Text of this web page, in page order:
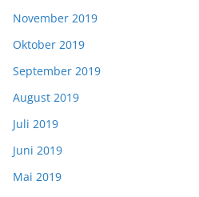
November 2019
Oktober 2019
September 2019
August 2019
Juli 2019
Juni 2019
Mai 2019